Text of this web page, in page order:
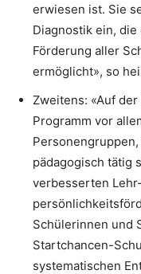
erwiesen ist. Sie
Diagnostik ein,
Förderung aller
ermöglicht», so
Zweitens: «Auf
Programm vor
pädagogisch tätig
verbesserten
Schülerinnen und
Startchancen-
systematischen